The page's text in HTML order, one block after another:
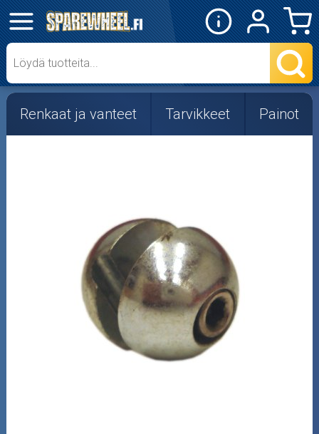
✕
Mopon osat
Skootterin osat
Crossipyörän osat
Mopoauton osat
Mönkijän osat
Puutarha ja metsä
Renkaat ja vanteet Tarvikkeet Painot